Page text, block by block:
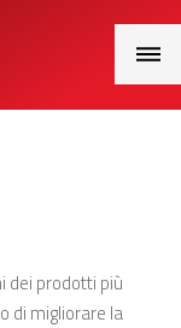
Menu
dei prodotti più
di migliorare la